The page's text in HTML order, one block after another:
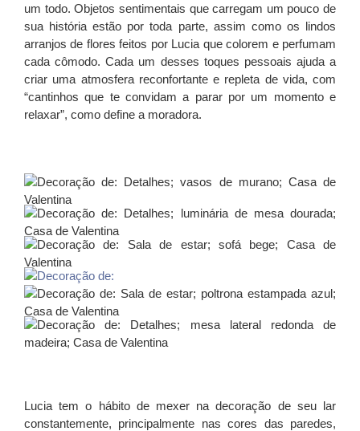
um todo. Objetos sentimentais que carregam um pouco de
sua história estão por toda parte, assim como os lindos
arranjos de flores feitos por Lucia que colorem e perfumam
cada cômodo. Cada um desses toques pessoais ajuda a
criar uma atmosfera reconfortante e repleta de vida, com
“cantinhos que te convidam a parar por um momento e
relaxar”, como define a moradora.
Lucia tem o hábito de mexer na decoração de seu lar
constantemente, principalmente nas cores das paredes,